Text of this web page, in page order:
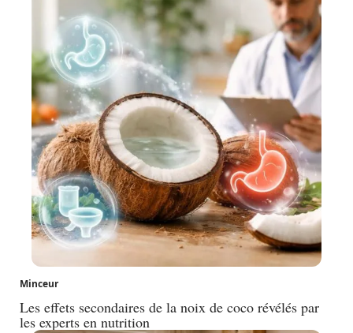
Minceur
Les effets secondaires de la noix de coco révélés par
les experts en nutrition